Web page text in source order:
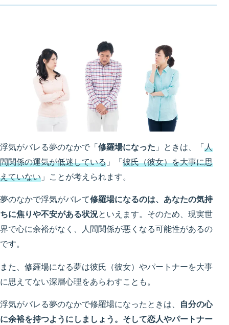
浮気がバレる夢のなかで「修羅場になった 」ときは、「人
間関係の運気が低迷している 」「彼氏（彼女）を大事に思
えていない 」ことが考えられます。
夢のなかで浮気がバレて修羅場になるのは、あなたの気持
ちに焦りや不安がある状況といえます。そのため、現実世
界で心に余裕がなく、人間関係が悪くなる可能性があるの
です。
また、修羅場になる夢は彼氏（彼女）やパートナーを大事
に思えてない深層心理をあらわすことも。
浮気がバレる夢のなかで修羅場になったときは、
自分の心
に余裕を持つようにしましょう。そして恋人やパートナー